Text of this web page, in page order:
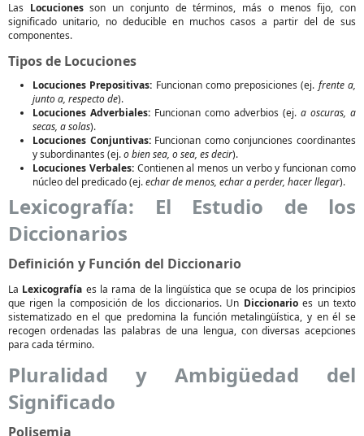
Las Locucionesson un conjunto de términos, más o menos fijo, con
significado unitario, no deducible en muchos casos a partir del de sus
componentes.
Tipos de Locuciones
Locuciones Prepositivas: Funcionan como preposiciones (ej. frente a,
junto a, respecto de).
Locuciones Adverbiales: Funcionan como adverbios (ej. a oscuras, a
secas, a solas).
Locuciones Conjuntivas:Funcionan como conjunciones coordinantes
y subordinantes (ej.o bien sea, o sea, es decir).
Locuciones Verbales:Contienen al menos un verbo y funcionan como
núcleo del predicado (ej.echar de menos, echar a perder, hacer llegar).
Lexicografía: El Estudio de los
Diccionarios
Definición y Función del Diccionario
La Lexicografía es la rama de la lingüística que se ocupa de los principios
que rigen la composición de los diccionarios. Un Diccionarioes un texto
sistematizado en el que predomina la función metalingüística, y en él se
recogen ordenadas las palabras de una lengua, con diversas acepciones
para cada término.
Pluralidad y Ambigüedad del
Significado
Polisemia